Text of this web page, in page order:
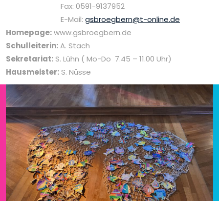
Fax: 0591-9137952
E-Mail: gsbroegbern@t-online.de
Homepage:www.gsbroegbern.de
Schulleiterin:A. Stach
Sekretariat:S. Lühn ( Mo-Do 7.45 – 11.00 Uhr)
Hausmeister:S. Nüsse